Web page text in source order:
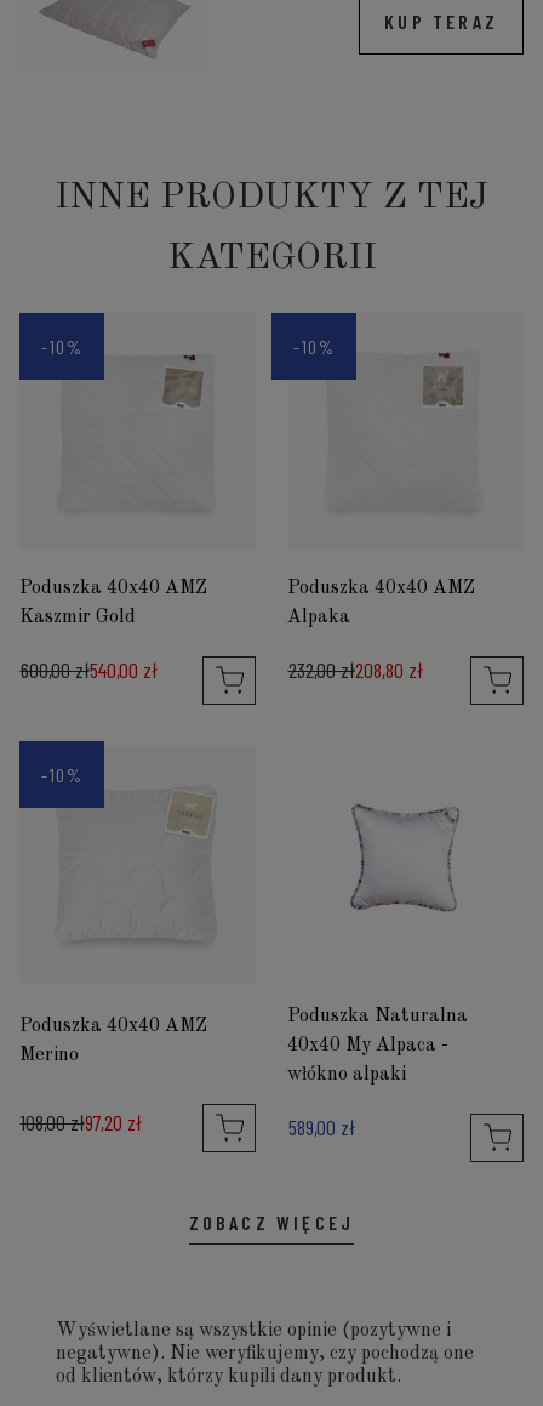
KUP TERAZ
INNE PRODUKTY Z TEJ
KATEGORII
Poduszka 40x40 AMZ
Kaszmir Gold
600,00 zł540,00 zł
-10%
Poduszka 40x40 AMZ
Alpaka
232,00 zł208,80 zł
-10%
Poduszka 40x40 AMZ
Merino
108,00 zł97,20 zł
-10%
Poduszka Naturalna
40x40 My Alpaca -
włókno alpaki
589,00 zł
ZOBACZ WIĘCEJ
Wyświetlane są wszystkie opinie (pozytywne i
negatywne). Nie weryfikujemy, czy pochodzą one
od klientów, którzy kupili dany produkt.